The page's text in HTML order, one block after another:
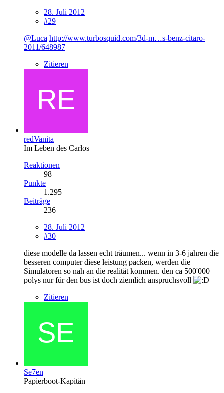
28. Juli 2012
#29
@Luca http://www.turbosquid.com/3d-m…s-benz-citaro-
2011/648987
Zitieren
redVanita
Im Leben des Carlos
Reaktionen
98
Punkte
1.295
Beiträge
236
28. Juli 2012
#30
diese modelle da lassen echt träumen... wenn in 3-6 jahren die
besseren computer diese leistung packen, werden die
Simulatoren so nah an die realität kommen. den ca 500'000
polys nur für den bus ist doch ziemlich anspruchsvoll
Zitieren
Se7en
Papierboot-Kapitän